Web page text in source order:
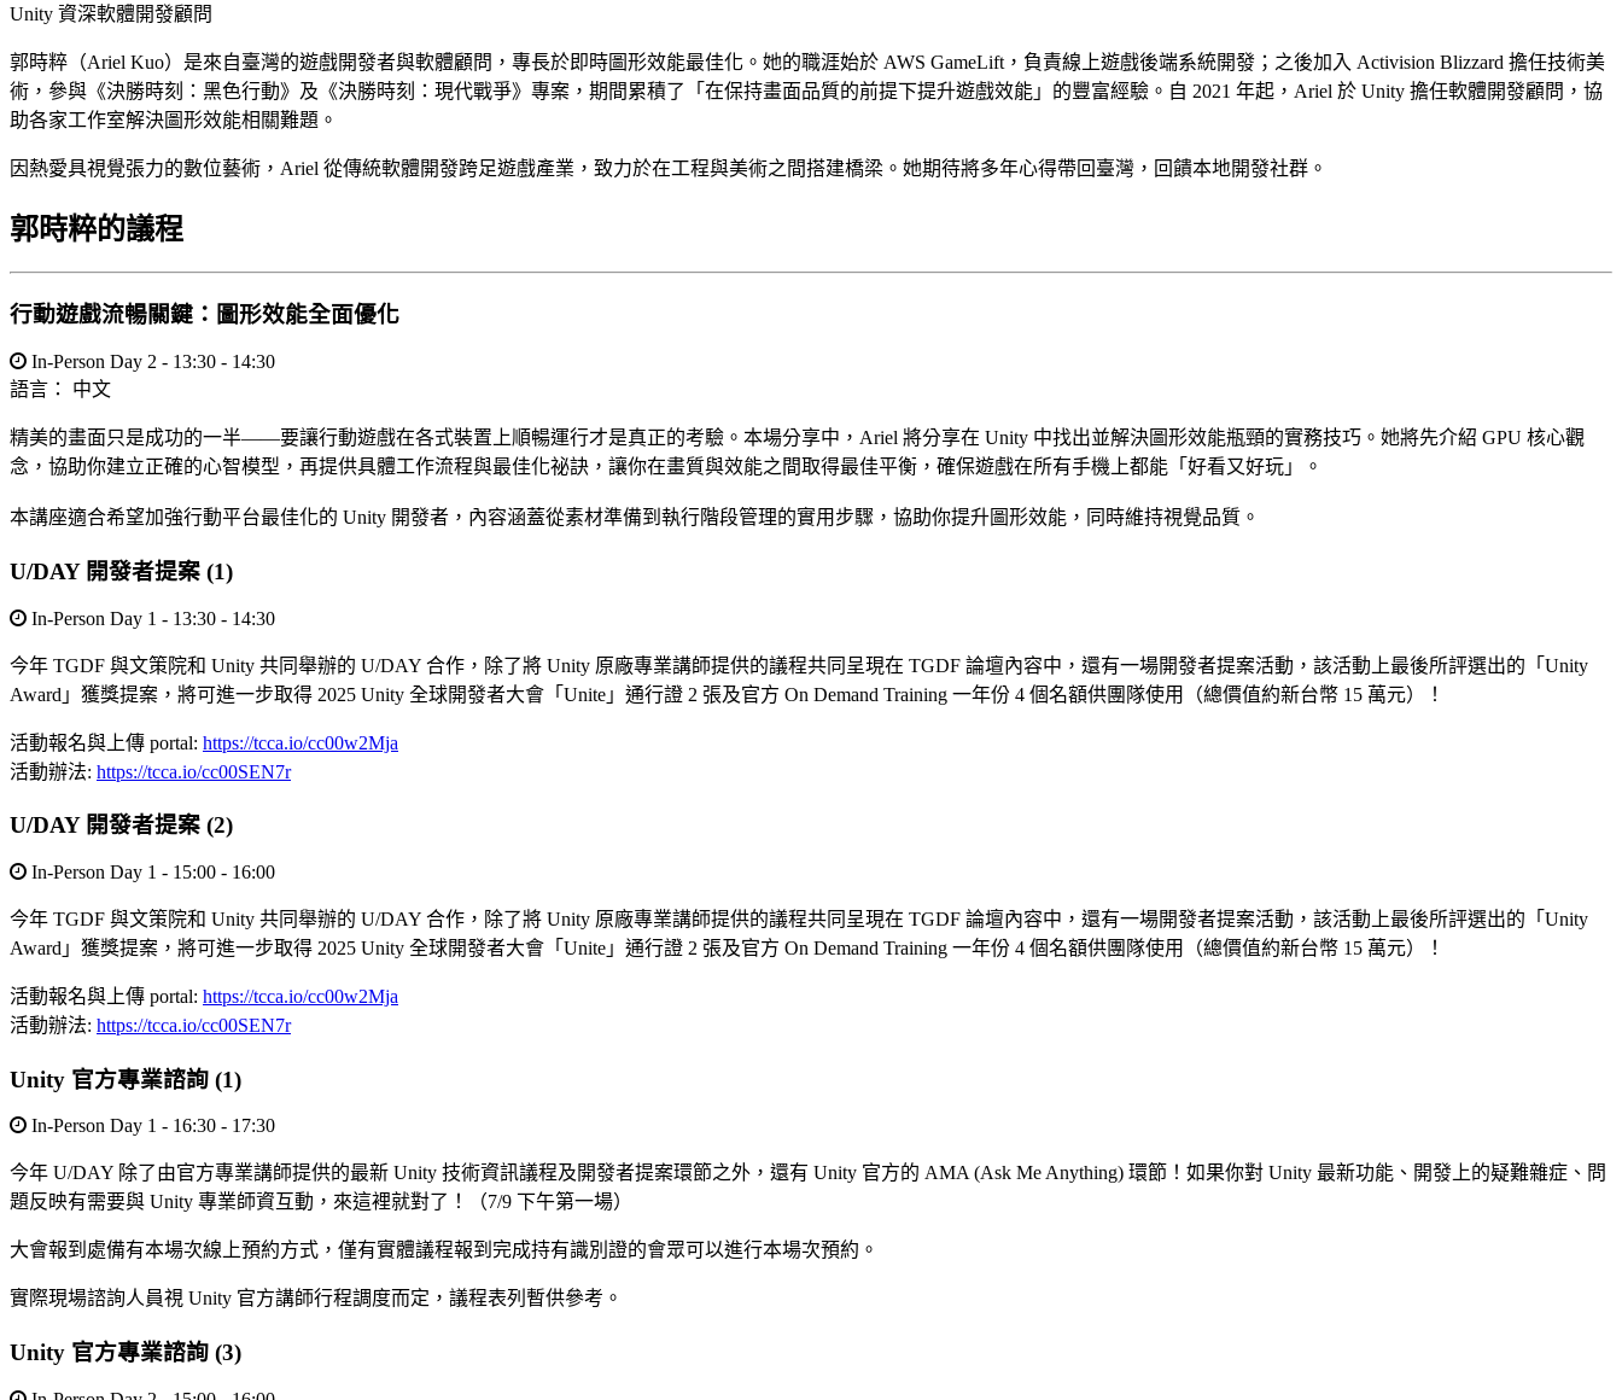
Unity 資深軟體開發顧問
郭時粹（Ariel Kuo）是來自臺灣的遊戲開發者與軟體顧問，專長於即時圖形效能最佳化。她的職涯始於 AWS GameLift，負責線上遊戲後端系統開發；之後加入 Activision Blizzard 擔任技術美
術，參與《決勝時刻：黑色行動》及《決勝時刻：現代戰爭》專案，期間累積了「在保持畫面品質的前提下提升遊戲效能」的豐富經驗。自 2021 年起，Ariel 於 Unity 擔任軟體開發顧問，協
助各家工作室解決圖形效能相關難題。
因熱愛具視覺張力的數位藝術，Ariel 從傳統軟體開發跨足遊戲產業，致力於在工程與美術之間搭建橋梁。她期待將多年心得帶回臺灣，回饋本地開發社群。
郭時粹的議程
行動遊戲流暢關鍵：圖形效能全面優化
In-Person Day 2 - 13:30 - 14:30
語言： 中文
精美的畫面只是成功的一半——要讓行動遊戲在各式裝置上順暢運行才是真正的考驗。本場分享中，Ariel 將分享在 Unity 中找出並解決圖形效能瓶頸的實務技巧。她將先介紹 GPU 核心觀
念，協助你建立正確的心智模型，再提供具體工作流程與最佳化祕訣，讓你在畫質與效能之間取得最佳平衡，確保遊戲在所有手機上都能「好看又好玩」。
本講座適合希望加強行動平台最佳化的 Unity 開發者，內容涵蓋從素材準備到執行階段管理的實用步驟，協助你提升圖形效能，同時維持視覺品質。
U/DAY 開發者提案 (1)
In-Person Day 1 - 13:30 - 14:30
今年 TGDF 與文策院和 Unity 共同舉辦的 U/DAY 合作，除了將 Unity 原廠專業講師提供的議程共同呈現在 TGDF 論壇內容中，還有一場開發者提案活動，該活動上最後所評選出的「Unity
Award」獲獎提案，將可進一步取得 2025 Unity 全球開發者大會「Unite」通行證 2 張及官方 On Demand Training 一年份 4 個名額供團隊使用（總價值約新台幣 15 萬元）！
活動報名與上傳 portal: https://tcca.io/cc00w2Mja
活動辦法: https://tcca.io/cc00SEN7r
U/DAY 開發者提案 (2)
In-Person Day 1 - 15:00 - 16:00
今年 TGDF 與文策院和 Unity 共同舉辦的 U/DAY 合作，除了將 Unity 原廠專業講師提供的議程共同呈現在 TGDF 論壇內容中，還有一場開發者提案活動，該活動上最後所評選出的「Unity
Award」獲獎提案，將可進一步取得 2025 Unity 全球開發者大會「Unite」通行證 2 張及官方 On Demand Training 一年份 4 個名額供團隊使用（總價值約新台幣 15 萬元）！
活動報名與上傳 portal: https://tcca.io/cc00w2Mja
活動辦法: https://tcca.io/cc00SEN7r
Unity 官方專業諮詢 (1)
In-Person Day 1 - 16:30 - 17:30
今年 U/DAY 除了由官方專業講師提供的最新 Unity 技術資訊議程及開發者提案環節之外，還有 Unity 官方的 AMA (Ask Me Anything) 環節！如果你對 Unity 最新功能、開發上的疑難雜症、問
題反映有需要與 Unity 專業師資互動，來這裡就對了！（7/9 下午第一場）
大會報到處備有本場次線上預約方式，僅有實體議程報到完成持有識別證的會眾可以進行本場次預約。
實際現場諮詢人員視 Unity 官方講師行程調度而定，議程表列暫供參考。
Unity 官方專業諮詢 (3)